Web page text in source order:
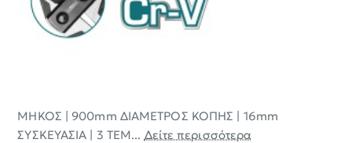
ΜΗΚΟΣ | 900mm ΔΙΑΜΕΤΡΟΣ ΚΟΠΗΣ | 16mm
ΣΥΣΚΕΥΑΣΙΑ | 3 ΤΕΜ... Δείτε περισσότερα